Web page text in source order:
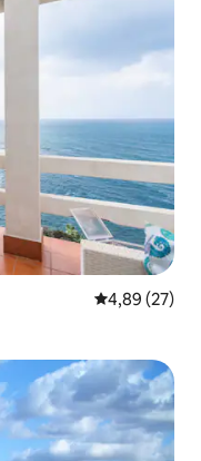
Prosječna
4,89 (27)